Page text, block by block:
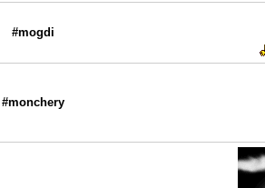
#mogdi
#monchery